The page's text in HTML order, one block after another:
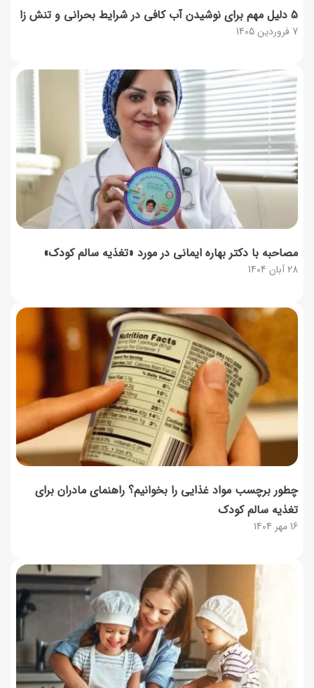
7 فروردین 1405
۵ دلیل مهم برای نوشیدن آب کافی در شرایط بحرانی و تنش زا
28 آبان 1404
مصاحبه با دکتر بهاره ایمانی در مورد «تغذیه سالم کودک»
16 مهر 1404
چطور برچسب مواد غذایی را بخوانیم؟ راهنمای مادران برای
تغذیه سالم کودک